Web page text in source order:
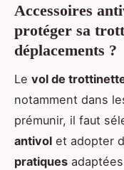
Accessoires
protéger sa
déplacements ?
Le vol de
notamment dans
prémunir, il faut
antivol et adopter
pratiques